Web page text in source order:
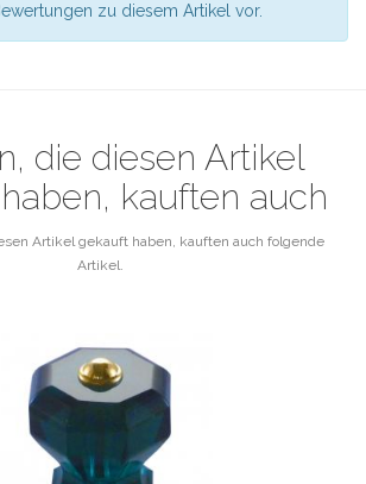
zu diesem Artikel vor.
die diesen Artikel
kauften auch
Artikel gekauft haben, kauften auch folgende
Artikel.